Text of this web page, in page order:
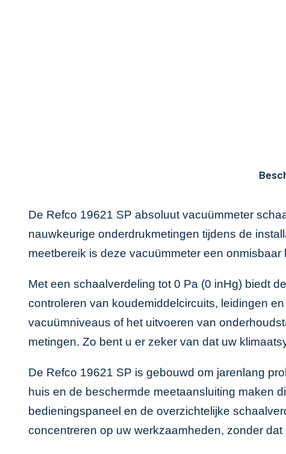
De Refco 19621 SP absoluut vacuümmeter
nauwkeurige onderdrukmetingen tijdens de
meetbereik is deze vacuümmeter een
Met een schaalverdeling tot 0 Pa (0 inHg) biedt
controleren van koudemiddelcircuits, leidingen
vacuümniveaus of het uitvoeren van
metingen. Zo bent u er zeker van dat uw
De Refco 19621 SP is gebouwd om jarenlang
huis en de beschermde meetaansluiting maken
bedieningspaneel en de overzichtelijke
concentreren op uw werkzaamheden, zonder